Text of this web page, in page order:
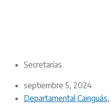
Secretarías
septiembre 5, 2024
Departamental Cainguás,